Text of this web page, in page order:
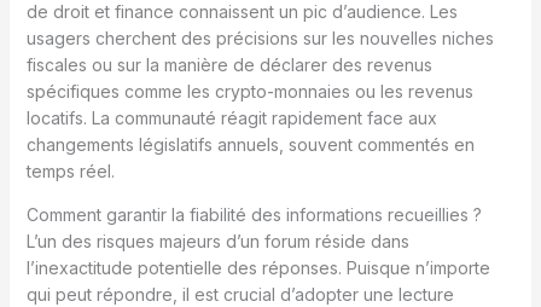
de droit et finance connaissent un pic d’audience. Les
usagers cherchent des précisions sur les nouvelles niches
fiscales ou sur la manière de déclarer des revenus
spécifiques comme les crypto-monnaies ou les revenus
locatifs. La communauté réagit rapidement face aux
changements législatifs annuels, souvent commentés en
temps réel.
Comment garantir la fiabilité des informations recueillies ?
L’un des risques majeurs d’un forum réside dans
l’inexactitude potentielle des réponses. Puisque n’importe
qui peut répondre, il est crucial d’adopter une lecture